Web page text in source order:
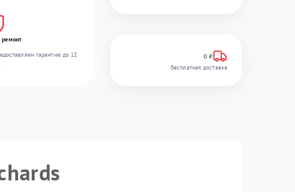
ремонт
гарантию до 12
0 ₽
бесплатная доставка